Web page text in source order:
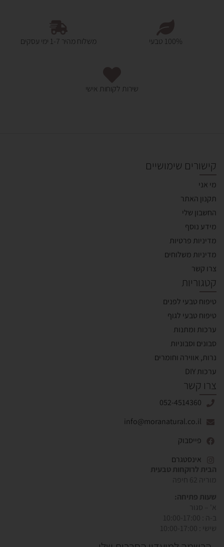
100% טבעי משלוח מהיר 1-7 ימי עסקים
שירות לקוחות אישי
קישורים שימושיים
מי אני
תקנון האתר
החשבון שלי
מידע נוסף
מדיניות פרטיות
מדיניות משלוחים
צרו קשר
קטגוריות
טיפוח טבעי לפנים
טיפוח טבעי לגוף
ערכות ומתנות
סבונים וסבוניות
נרות, אווירה וחומרים
ערכות DIY
צרו קשר
052-4514360
info@moranatural.co.il
פייסבוק
אינסטגרם
הבית לרוקחות טבעית
מוריה 62 חיפה
שעות פתיחה:
א' – סגור
ב-ה : 10:00-17:00
שישי : 10:00-17:00